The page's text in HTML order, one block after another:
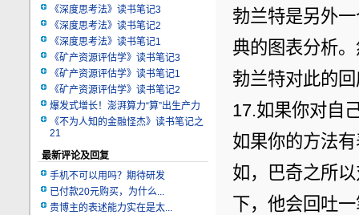
《深度思考法》读书笔记3
《深度思考法》读书笔记2
《深度思考法》读书笔记1
《矿产资源评估学》读书笔记3
《矿产资源评估学》读书笔记1
《矿产资源评估学》读书笔记2
爆发式增长！澎湃算力“算”出生产力
《不为人知的金融怪杰》读书笔记之
21
最新评论及回复
手机不可以用吗？期待研发
已付款20元购买，为什么...
贵博主的表述能力实在是太...
勃兰特是另外
典的图表分析
勃兰特对此的
17.如果你对自
如果你的方法
如，巴奇之所
下，他会回吐